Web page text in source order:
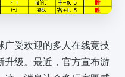
广受欢迎的多人在线竞技
升级。最近，官方宣布游